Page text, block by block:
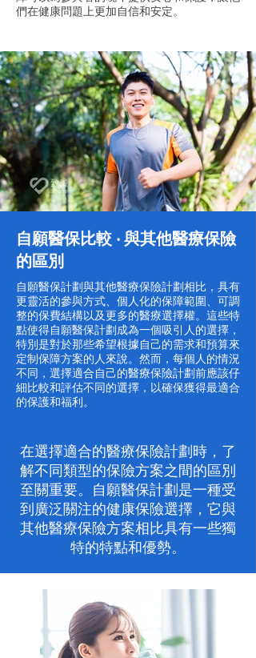
們在健康問題上更加自信和安定。
自願醫保比較 ‧ 與其他醫療保險
的區別
自願醫保計劃與其他醫療保險計劃相比，具有
更靈活的參與方式、個人化的保障範圍、可調
整的保費結構以及更多的醫療選擇權。這些特
點使得自願醫保計劃成為一個吸引人的選擇，
特別是對於那些希望根據自己的需求和預算來
定制保障方案的人來說。然而，每個人的情況
不同，選擇適合自己的醫療保險計劃前應該仔
細比較和評估不同的選擇，以確保獲得最適合
的保護和福利。
在選擇適合的醫療保險計劃時，了
解不同類型的保險方案之間的區別
至關重要。自願醫保計劃是一種受
到廣泛關注的健康保險選擇，它與
其他醫療保險方案相比具有一些獨
特的特點和優勢。